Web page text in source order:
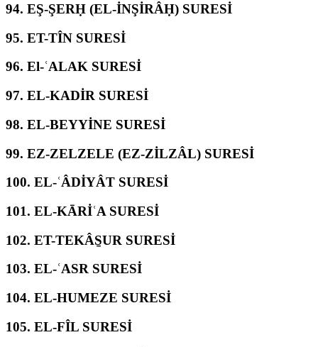
94. EŞ-ŞERḤ (EL-İNŞİRÂḤ) SURESİ
95. ET-TÎN SURESİ
96. El-ʿALAK SURESİ
97. EL-KADİR SURESİ
98. EL-BEYYİNE SURESİ
99. EZ-ZELZELE (EZ-ZİLZÂL) SURESİ
100. EL-ʿÂDİYÂT SURESİ
101. EL-KĀRİʿA SURESİ
102. ET-TEKÂS̱UR SURESİ
103. EL-ʿASR SURESİ
104. EL-HUMEZE SURESİ
105. EL-FÎL SURESİ